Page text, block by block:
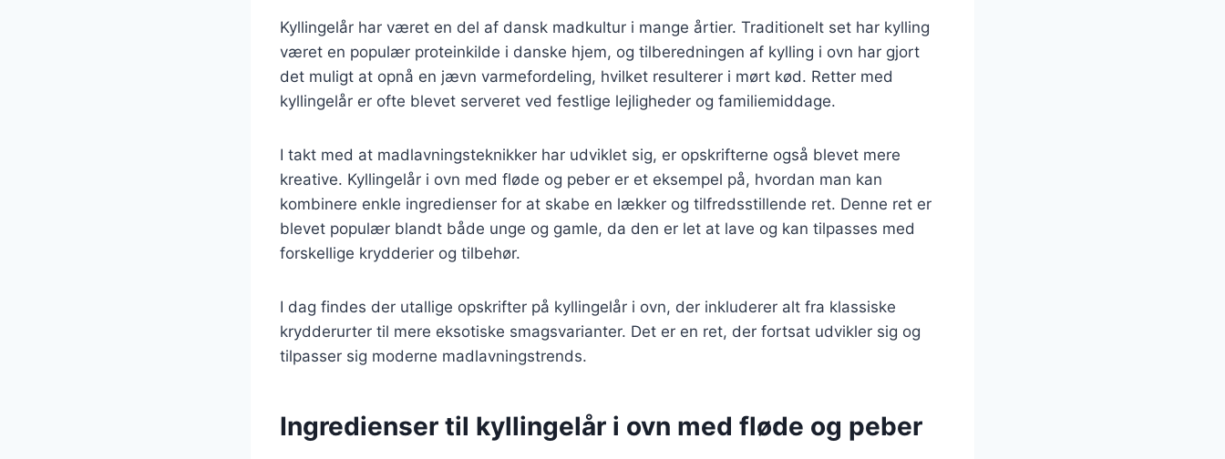
Kyllingelår har været en del af dansk madkultur i mange årtier. Traditionelt set har kylling
været en populær proteinkilde i danske hjem, og tilberedningen af kylling i ovn har gjort
det muligt at opnå en jævn varmefordeling, hvilket resulterer i mørt kød. Retter med
kyllingelår er ofte blevet serveret ved festlige lejligheder og familiemiddage.
I takt med at madlavningsteknikker har udviklet sig, er opskrifterne også blevet mere
kreative. Kyllingelår i ovn med fløde og peber er et eksempel på, hvordan man kan
kombinere enkle ingredienser for at skabe en lækker og tilfredsstillende ret. Denne ret er
blevet populær blandt både unge og gamle, da den er let at lave og kan tilpasses med
forskellige krydderier og tilbehør.
I dag findes der utallige opskrifter på kyllingelår i ovn, der inkluderer alt fra klassiske
krydderurter til mere eksotiske smagsvarianter. Det er en ret, der fortsat udvikler sig og
tilpasser sig moderne madlavningstrends.
Ingredienser til kyllingelår i ovn med fløde og peber